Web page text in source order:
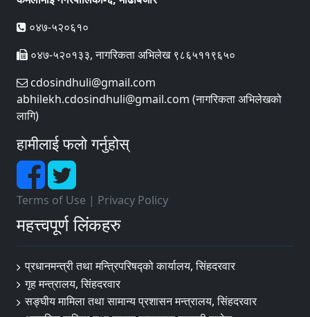
०४७-५२०६१०
०४७-५२०१३३, नागरिकता अभिलेख ९८६५११९६५०
cdosindhuli@gmail.com
abhilekh.cdosindhuli@gmail.com (नागरिकता अभिलेखको
लागि)
हामीलाई फलो गर्नुहोस्
Terms of Use | Privacy Policy
महत्त्वपूर्ण लिंकहरु
प्रधानमन्त्री तथा मन्त्रिपरिषद्को कार्यालय, सिंहदरवार
गृह मन्त्रालय, सिंहदरवार
सङ्‍घीय मामिला तथा सामान्य प्रशासन मन्त्रालय, सिंहदरवार